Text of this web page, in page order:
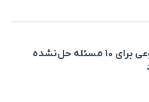
این مدل هوش مصنوعی برای ۱۰ مسئله حل‌نشده